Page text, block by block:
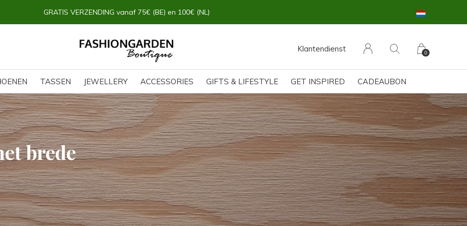
TASSEN JEWELLERY ACCESSORIES GIFTS & LIFESTYLE GET INSPIRED CADEAUBON
Klantendienst 0
GRATIS VERZENDING vanaf 75€ (BE) en 100€ (NL)
brede